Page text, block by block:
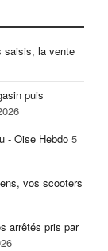
saisis, la vente
puis
- Oise Hebdo 5
vos scooters
arrêtés pris par